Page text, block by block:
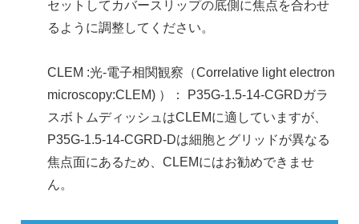
セットしてカバースリップの底側に焦点を合わせ
るように調整してください。
CLEM :光-電子相関観察（Correlative light electron
microscopy:CLEM) ）： P35G-1.5-14-CGRDガラ
スボトムディッシュはCLEMに適していますが、
P35G-1.5-14-CGRD-Dは細胞とグリッドが異なる
焦点面にあるため、CLEMにはお勧めできませ
ん。